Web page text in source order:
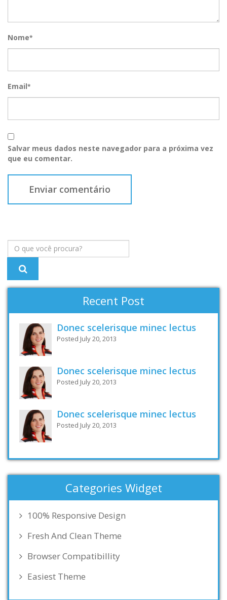
Nome*
Email*
Salvar meus dados neste navegador para a próxima vez
que eu comentar.
Recent Post
Donec scelerisque minec lectus
Posted July 20, 2013
Donec scelerisque minec lectus
Posted July 20, 2013
Donec scelerisque minec lectus
Posted July 20, 2013
Categories Widget
100% Responsive Design
Fresh And Clean Theme
Browser Compatibillity
Easiest Theme